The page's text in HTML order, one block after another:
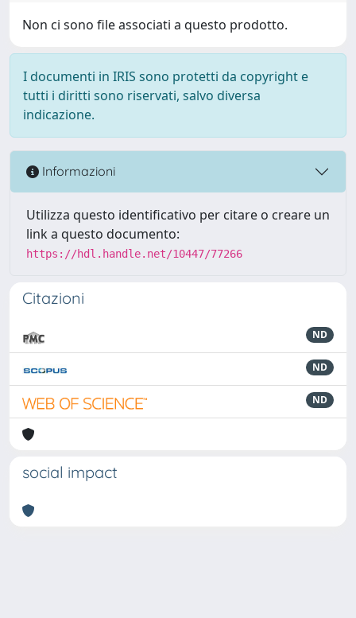
Non ci sono file associati a questo prodotto.
I documenti in IRIS sono protetti da copyright e
tutti i diritti sono riservati, salvo diversa
indicazione.
Informazioni
Utilizza questo identificativo per citare o creare un
link a questo documento:
https://hdl.handle.net/10447/77266
Citazioni
ND
ND
ND
social impact